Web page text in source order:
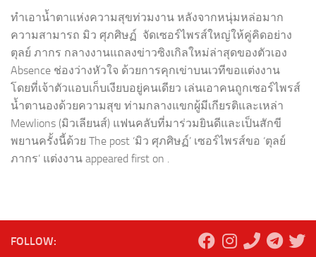
ทำเอาน้ำตาแห่งความสุขท่วมงาน หลังจากหนุ่มหล่อมาก
ความสามารถ มิว ศุภศิษฏ์ จัดเซอร์ไพรส์ใหญ่ให้คู่คิดอย่าง
ตุลย์ ภากร กลางงานแถลงข่าวซิงเกิลใหม่ล่าสุดของตัวเอง
Absence ช่องว่างหัวใจ ด้วยการคุกเข่าบนเวทีขอแต่งงาน
โดยที่เจ้าตัวแอบเก็บเงียบอยู่คนเดียว เล่นเอาคนถูกเซอร์ไพรส์
น้ำตานองด้วยความสุข ท่ามกลางแขกผู้มีเกียรติและเหล่า
Mewlions (มิวเลียนส์) แฟนคลับที่มาร่วมยินดีและเป็นสักขี
พยานครั้งนี้ด้วย The post ‘มิว ศุภศิษฏ์’ เซอร์ไพรส์ขอ ‘ตุลย์
ภากร’ แต่งงาน appeared first on .
FOLLOW: